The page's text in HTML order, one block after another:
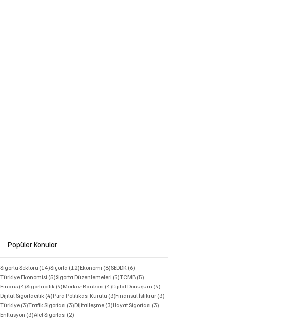
Popüler Konular
Sigorta Sektörü (14)14 yazı
Sigorta (12)12 yazı
Ekonomi (8)8 yazı
SEDDK (6)
Türkiye Ekonomisi (5)5 yazı
Sigorta Düzenlemeleri (5)5 yazı
TCMB (5)
Finans (4)4 yazı
Sigortacılık (4)4 yazı
Merkez Bankası (4)4 yazı
Dijital Dönüşüm (4)
Dijital Sigortacılık (4)4 yazı
Para Politikası Kurulu (3)3 yazı
Finansal İstikrar (3)
Türkiye (3)3 yazı
Trafik Sigortası (3)3 yazı
Dijitalleşme (3)3 yazı
Hayat Sigortası (3)
Enflasyon (3)3 yazı
Afet Sigortası (2)